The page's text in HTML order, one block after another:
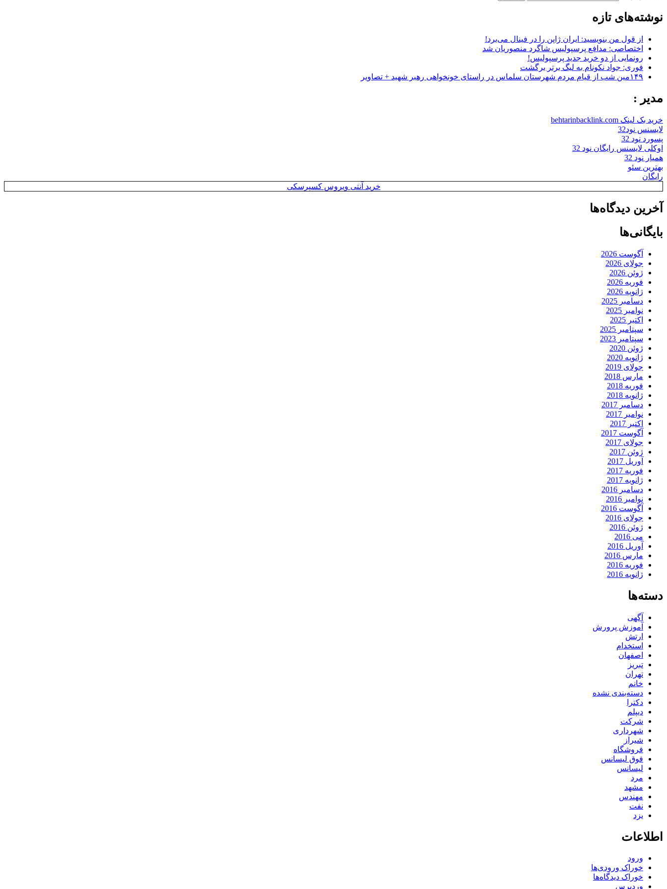
نوشته‌های تازه
از قول من بنویسید: ایران ژاپن را در فینال می‌برد!
اختصاصی: مدافع پرسپولیس شاگرد منصوریان شد
رونمایی از دو خرید جدید پرسپولیس!
فوری: جواد نکونام به لیگ برتر برگشت
۱۴۹مین شب از قیام مردم شهرستان سلماس در راستای خونخواهی رهبر شهید + تصاویر
مدیر :
خرید بک لینک behtarinbacklink.com
لایسنس نود32
پسورد نود 32
اوکلی لایسنس رایگان نود 32
همیار نود 32
بهترین سئو
رایگان
خرید آنتی ویروس کسپرسکی
آخرین دیدگاه‌ها
بایگانی‌ها
آگوست 2026
جولای 2026
ژوئن 2026
فوریه 2026
ژانویه 2026
دسامبر 2025
نوامبر 2025
اکتبر 2025
سپتامبر 2025
سپتامبر 2023
ژوئن 2020
ژانویه 2020
جولای 2019
مارس 2018
فوریه 2018
ژانویه 2018
دسامبر 2017
نوامبر 2017
اکتبر 2017
آگوست 2017
جولای 2017
ژوئن 2017
آوریل 2017
فوریه 2017
ژانویه 2017
دسامبر 2016
نوامبر 2016
آگوست 2016
جولای 2016
ژوئن 2016
می 2016
آوریل 2016
مارس 2016
فوریه 2016
ژانویه 2016
دسته‌ها
آگهی
آموزش پرورش
ارتش
استخدام
اصفهان
تبریز
تهران
خانم
دسته‌بندی نشده
دکترا
دیپلم
شرکت
شهرداری
شیراز
فروشگاه
فوق لیسانس
لیسانس
مرد
مشهد
مهندس
نفت
یزد
اطلاعات
ورود
خوراک ورودی‌ها
خوراک دیدگاه‌ها
وردپرس